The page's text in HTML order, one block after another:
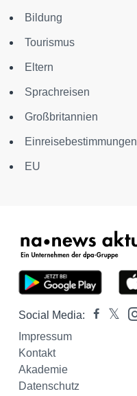
Bildung
Tourismus
Eltern
Sprachreisen
Großbritannien
Einreisebestimmungen
EU
Social Media:
Impressum
Kontakt
Akademie
Datenschutz